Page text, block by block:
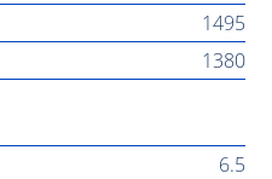
1495
1380
6.5